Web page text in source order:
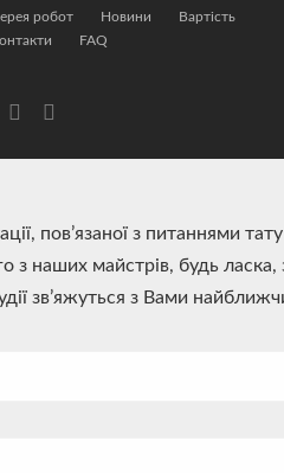
робот Новини
Вартість
FAQ
пов’язаної з питаннями
з наших майстрів, будь ласка,
зв’яжуться з Вами